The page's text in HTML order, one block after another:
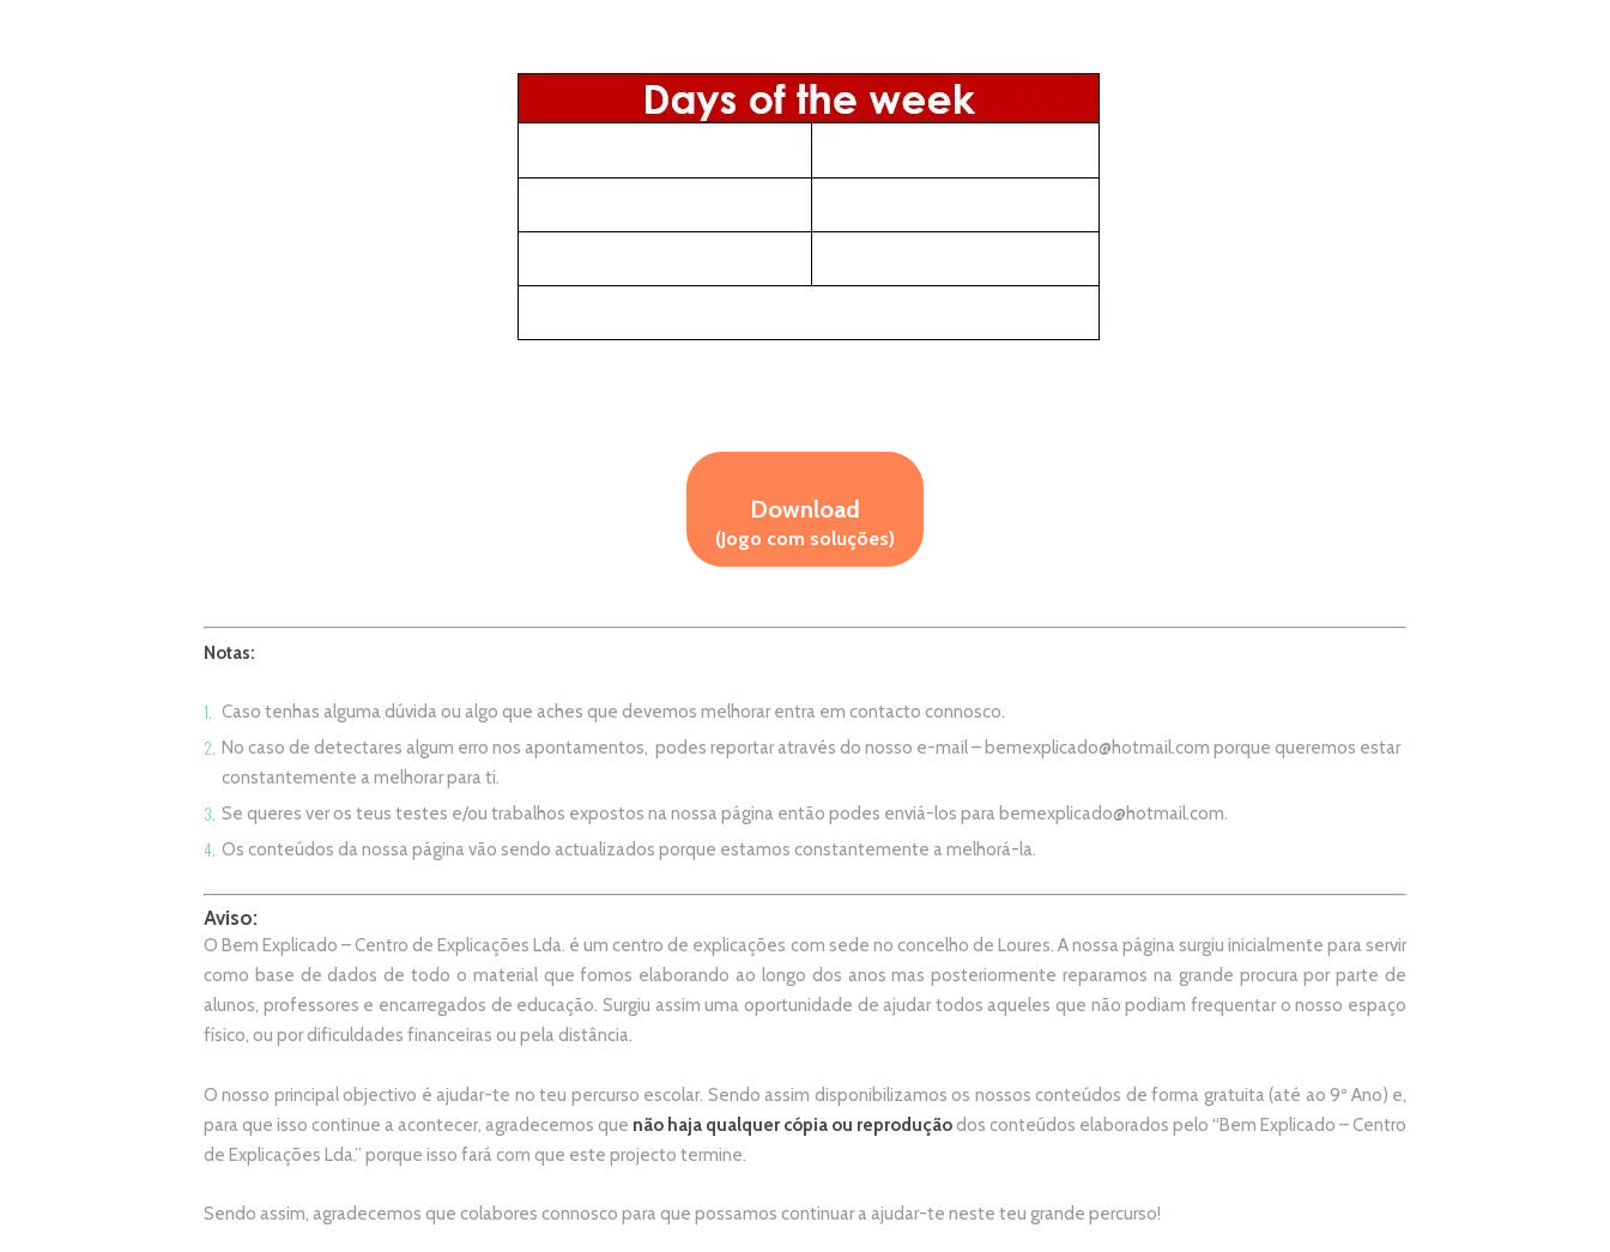
Download
(Jogo com soluções)
Notas:
Caso tenhas alguma dúvida ou algo que aches que devemos melhorar entra em contacto connosco.
No caso de detectares algum erro nos apontamentos, podes reportar através do nosso e-mail – bemexplicado@hotmail.com porque queremos estar
constantemente a melhorar para ti.
Se queres ver os teus testes e/ou trabalhos expostos na nossa página então podes enviá-los para bemexplicado@hotmail.com.
Os conteúdos da nossa página vão sendo actualizados porque estamos constantemente a melhorá-la.
Aviso:
O Bem Explicado – Centro de Explicações Lda. é um centro de explicações com sede no concelho de Loures. A nossa página surgiu inicialmente para servir
como base de dados de todo o material que fomos elaborando ao longo dos anos mas posteriormente reparamos na grande procura por parte de
alunos, professores e encarregados de educação. Surgiu assim uma oportunidade de ajudar todos aqueles que não podiam frequentar o nosso espaço
físico, ou por dificuldades financeiras ou pela distância.
O nosso principal objectivo é ajudar-te no teu percurso escolar. Sendo assim disponibilizamos os nossos conteúdos de forma gratuita (até ao 9º Ano) e,
para que isso continue a acontecer, agradecemos que não haja qualquer cópia ou reprodução dos conteúdos elaborados pelo “Bem Explicado – Centro
de Explicações Lda.” porque isso fará com que este projecto termine.
Sendo assim, agradecemos que colabores connosco para que possamos continuar a ajudar-te neste teu grande percurso!